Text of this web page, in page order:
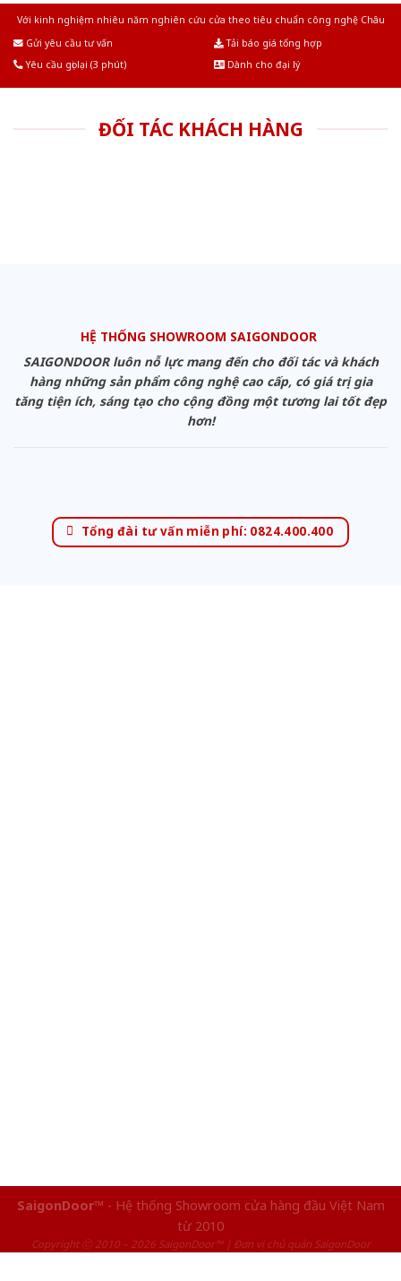
Với kinh nghiệm nhiêu năm nghiên cứu cửa theo tiêu chuẩn công nghệ Châu
Gửi yêu cầu tư vấn
Tải báo giá tổng hợp
Yêu cầu gọi lại (3 phút)
Dành cho đại lý
ĐỐI TÁC KHÁCH HÀNG
HỆ THỐNG SHOWROOM SAIGONDOOR
SAIGONDOOR luôn nỗ lực mang đến cho đối tác và khách
hàng những sản phẩm công nghệ cao cấp, có giá trị gia
tăng tiện ích, sáng tạo cho cộng đồng một tương lai tốt đẹp
hơn!
Tổng đài tư vấn miễn phí: 0824.400.400
SaigonDoor™ - Hệ thống Showroom cửa hàng đầu Việt Nam
từ 2010
Copyright ⓒ 2010 – 2026 SaigonDoor™ | Đơn vị chủ quản SaigonDoor